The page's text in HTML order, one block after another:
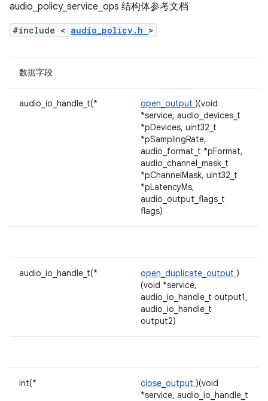
audio_policy_service_ops 结构体参考文档
#include < audio_policy.h >
数据字段
audio_io_handle_t(* open_output )(void
*service, audio_devices_t
*pDevices, uint32_t
*pSamplingRate,
audio_format_t *pFormat,
audio_channel_mask_t
*pChannelMask, uint32_t
*pLatencyMs,
audio_output_flags_t
flags)
audio_io_handle_t(* open_duplicate_output )
(void *service,
audio_io_handle_t output1,
audio_io_handle_t
output2)
int(* close_output )(void
*service, audio_io_handle_t